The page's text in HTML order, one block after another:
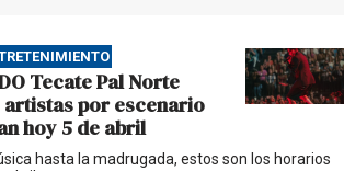
ú
s
q
u
d
Tecate Pal Norte
artistas por escenario
hoy 5 de abril
hasta la madrugada, estos son los horarios